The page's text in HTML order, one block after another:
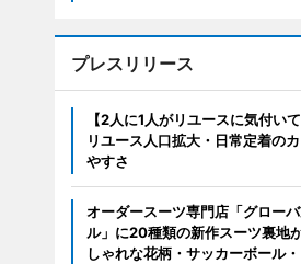
プレスリリース
【2人に1人がリユースに気付いて
リユース人口拡大・日常定着の
やすさ
オーダースーツ専門店「グロー
ル」に20種類の新作スーツ裏地
しゃれな花柄・サッカーボール